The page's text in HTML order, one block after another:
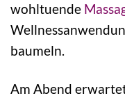
wohltuende
baumeln.
Am Abend